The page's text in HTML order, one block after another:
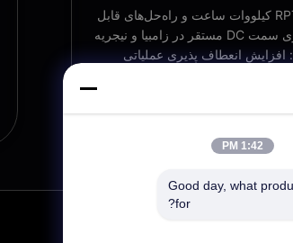
درایوهای صنعتی RPT 215 کیلووات ساعت و راه‌حل‌های قابل
اعتماد ذخیره‌سازی انرژی سمت DC مستقر در زامبیا و نیجریه
انعطاف پذیری عملیاتی
ذخیره‌سازی انرژی صنعتی موفق در
که به چالش...
1:42 PM
Good day, what
for?